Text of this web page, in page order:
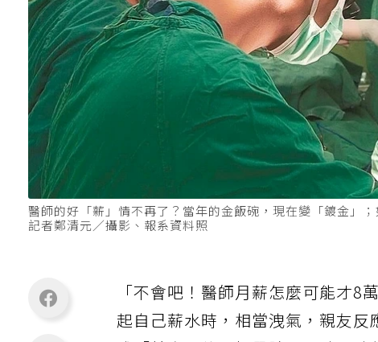
醫師的好「薪」情不再了？當年的金飯碗，現在變「鍍金」
記者鄭清元／攝影、報系資料照
「不會吧！醫師月薪怎麼可能才
起自己薪水時，相當洩氣，親友